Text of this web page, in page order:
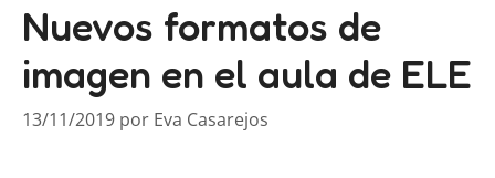
Nuevos formatos de
imagen en el aula de ELE
13/11/2019 por Eva Casarejos